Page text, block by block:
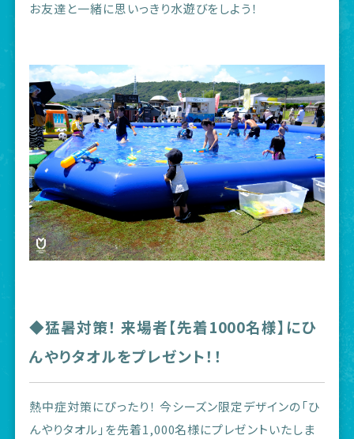
お友達と一緒に思いっきり水遊びをしよう！
◆猛暑対策！ 来場者【先着1000名様】にひ
んやりタオルをプレゼント！！
熱中症対策にぴったり！ 今シーズン限定デザインの「ひ
んやりタオル」を先着1,000名様にプレゼントいたしま